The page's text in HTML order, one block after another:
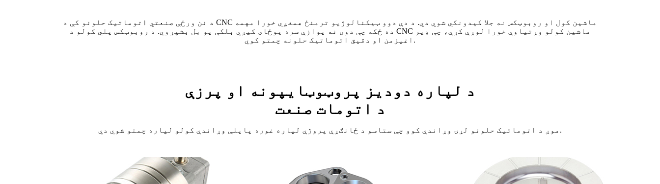
د نن ورځې صنعتي اتوماتیک حلونو کې د CNC ماشین کول او روبوټکس نه جلا کیدونکي شوي دي. د دې دوو ټیکنالوژیو ترمنځ همغږي خورا مهمه
ده ځکه چې دوی نه یوازې سره یوځای کیږي بلکې یو بل بشپړوي. د روبوټکس پلي کولو د CNC ماشین کولو وړتیاوې خورا لوړې کړې، چې ډیر
اغیزمن او دقیق اتوماتیک حلونه چمتو کوي.
د لپاره دودیز پروټوټایپونه او پرزې
د اتومات صنعت
موږ د اتوماتیک حلونو لړۍ وړاندې کوو چې ستاسو د ځانګړې پروژې لپاره غوره پایلې وړاندې کولو لپاره چمتو شوي دي.